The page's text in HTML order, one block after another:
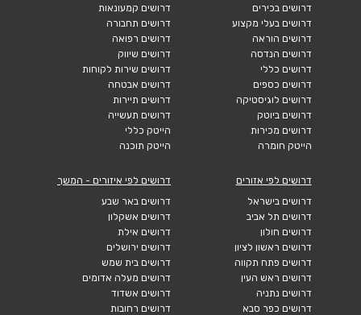
דרושים בכירים
דרושים בעלי מקצוע
דרושים הוראה
דרושים הנדסה
דרושים כללי
דרושים כספים
דרושים לוגיסטיקה
דרושים ביוטק
דרושים מכירות
הייטק חומרה
דרושים קמעונאות
דרושים תחבורה
דרושים רפואה
דרושים שיווק
דרושים שירות לקוחות
דרושים אבטחה
דרושים תיירות
דרושים תעשייה
הייטק כללי
הייטק תוכנה
דרושים לפי אזורים
דרושים בישראל
דרושים תל אביב
דרושים חולון
דרושים ראשון לציון
דרושים פתח תקווה
דרושים ראש העין
דרושים נתניה
דרושים כפר סבא
דרושים לפי איזורים - המשך
דרושים באר שבע
דרושים אשקלון
דרושים אילת
דרושים ירושלים
דרושים בית שמש
דרושים מעלה אדומים
דרושים אשדוד
דרושים רחובות